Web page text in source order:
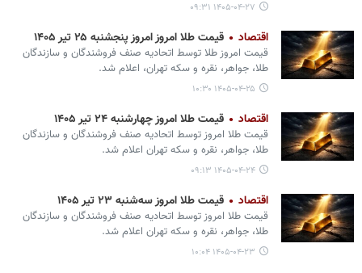
۱۴۰۵-۰۴-۲۷ ۰۹:۳۱
اقتصاد قیمت طلا امروز امروز پنجشنبه ۲۵ تیر ۱۴۰۵
قیمت امروز طلا توسط اتحادیه صنف فروشندگان و سازندگان
طلا، جواهر، نقره و سکه تهران، اعلام شد.
۱۴۰۵-۰۴-۲۵ ۱۰:۳۰
اقتصاد قیمت طلا امروز چهارشنبه ۲۴ تیر ۱۴۰۵
قیمت طلا امروز توسط اتحادیه صنف فروشندگان و سازندگان
طلا، جواهر، نقره و سکه تهران اعلام شد.
۱۴۰۵-۰۴-۲۴ ۰۹:۱۳
اقتصاد قیمت طلا امروز سه‌شنبه ۲۳ تیر ۱۴۰۵
قیمت طلا امروز توسط اتحادیه صنف فروشندگان و سازندگان
طلا، جواهر، نقره و سکه تهران اعلام شد.
۱۴۰۵-۰۴-۲۳ ۱۰:۰۴